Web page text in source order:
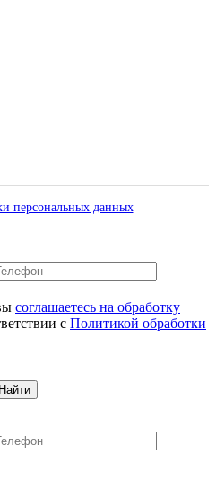
персональных данных
соглашаетесь на обработку
с Политикой обработки
Найти